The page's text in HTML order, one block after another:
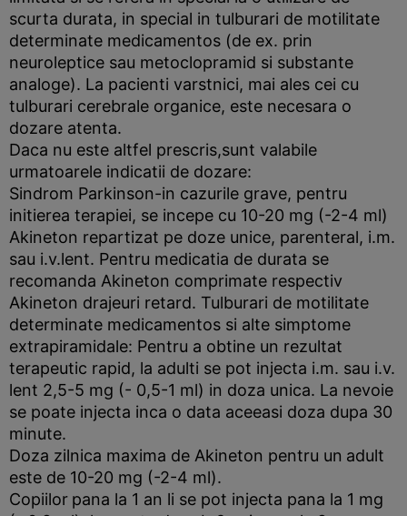
scurta durata, in special in tulburari de motilitate
determinate medicamentos (de ex. prin
neuroleptice sau metoclopramid si substante
analoge). La pacienti varstnici, mai ales cei cu
tulburari cerebrale organice, este necesara o
dozare atenta.
Daca nu este altfel prescris,sunt valabile
urmatoarele indicatii de dozare:
Sindrom Parkinson-in cazurile grave, pentru
initierea terapiei, se incepe cu 10-20 mg (-2-4 ml)
Akineton repartizat pe doze unice, parenteral, i.m.
sau i.v.lent. Pentru medicatia de durata se
recomanda Akineton comprimate respectiv
Akineton drajeuri retard. Tulburari de motilitate
determinate medicamentos si alte simptome
extrapiramidale: Pentru a obtine un rezultat
terapeutic rapid, la adulti se pot injecta i.m. sau i.v.
lent 2,5-5 mg (- 0,5-1 ml) in doza unica. La nevoie
se poate injecta inca o data aceeasi doza dupa 30
minute.
Doza zilnica maxima de Akineton pentru un adult
este de 10-20 mg (-2-4 ml).
Copiilor pana la 1 an li se pot injecta pana la 1 mg